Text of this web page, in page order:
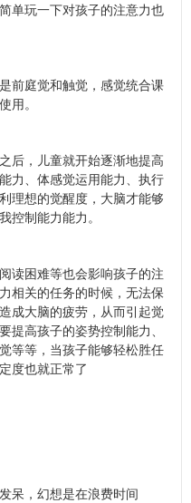
单玩一下对孩子的注意力也
前庭觉和触觉，感觉统合课
用。
后，儿童就开始逐渐地提高
力、体感觉运用能力、执行
理想的觉醒度，大脑才能够
控制能力能力。
读困难等也会影响孩子的注
相关的任务的时候，无法保
成大脑的疲劳，从而引起觉
提高孩子的姿势控制能力、
等等，当孩子能够轻松胜任
度也就正常了
呆，幻想是在浪费时间